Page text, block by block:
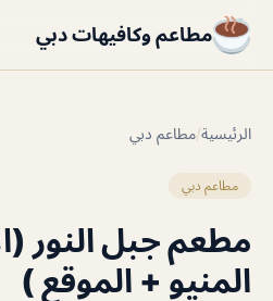
مطاعم وكافيهات دبي
الرئيسية/مطاعم دبي
مطاعم دبي
مطعم جبل النور
المنيو + الموقع )